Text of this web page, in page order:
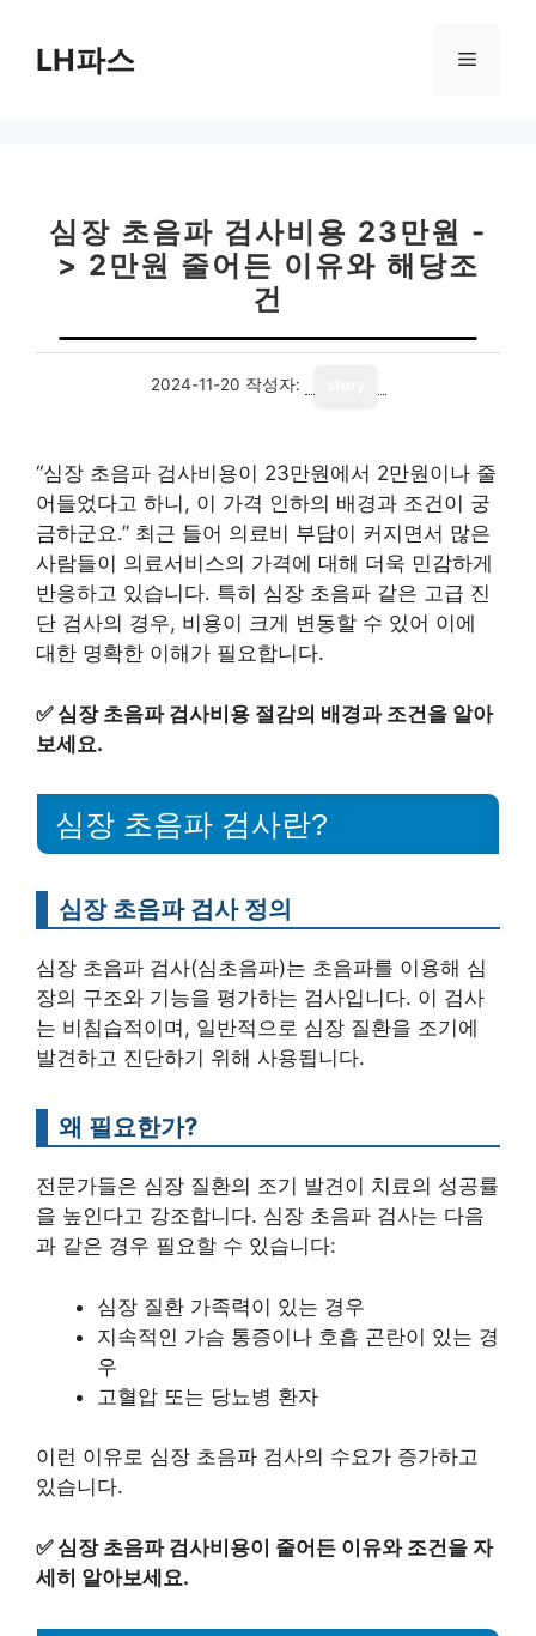
LH파스 메
심장 초음파 검사비용 23만원 -
> 2만원 줄어든 이유와 해당조
건
2024-11-20 작성자:
“심장 초음파 검사비용이 23만원에서 2만원이나 줄
어들었다고 하니, 이 가격 인하의 배경과 조건이 궁
금하군요.” 최근 들어 의료비 부담이 커지면서 많은
사람들이 의료서비스의 가격에 대해 더욱 민감하게
반응하고 있습니다. 특히 심장 초음파 같은 고급 진
단 검사의 경우, 비용이 크게 변동할 수 있어 이에
대한 명확한 이해가 필요합니다.
✅ 심장 초음파 검사비용 절감의 배경과 조건을 알아
보세요.
심장 초음파 검사란?
심장 초음파 검사 정의
심장 초음파 검사(심초음파)는 초음파를 이용해 심
장의 구조와 기능을 평가하는 검사입니다. 이 검사
는 비침습적이며, 일반적으로 심장 질환을 조기에
발견하고 진단하기 위해 사용됩니다.
왜 필요한가?
전문가들은 심장 질환의 조기 발견이 치료의 성공률
을 높인다고 강조합니다. 심장 초음파 검사는 다음
과 같은 경우 필요할 수 있습니다:
심장 질환 가족력이 있는 경우
지속적인 가슴 통증이나 호흡 곤란이 있는 경
우
고혈압 또는 당뇨병 환자
이런 이유로 심장 초음파 검사의 수요가 증가하고
있습니다.
✅ 심장 초음파 검사비용이 줄어든 이유와 조건을 자
세히 알아보세요.